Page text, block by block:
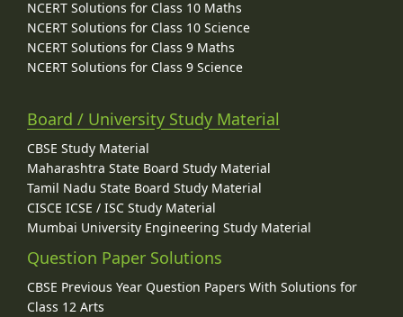
NCERT Solutions for Class 10 Maths
NCERT Solutions for Class 10 Science
NCERT Solutions for Class 9 Maths
NCERT Solutions for Class 9 Science
Board / University Study Material
CBSE Study Material
Maharashtra State Board Study Material
Tamil Nadu State Board Study Material
CISCE ICSE / ISC Study Material
Mumbai University Engineering Study Material
Question Paper Solutions
CBSE Previous Year Question Papers With Solutions for
Class 12 Arts